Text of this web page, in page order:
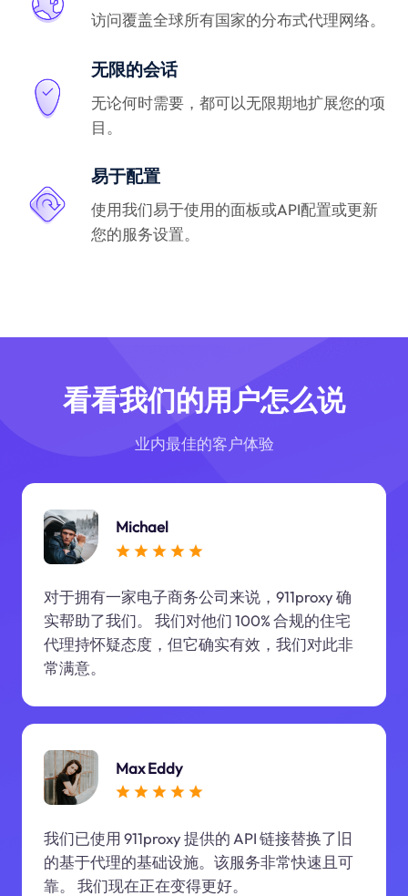
访问覆盖全球所有国家的分布式代理网络。
无限的会话
无论何时需要，都可以无限期地扩展您的项
目。
易于配置
使用我们易于使用的面板或API配置或更新
您的服务设置。
看看我们的用户怎么说
业内最佳的客户体验
Michael
对于拥有一家电子商务公司来说，911proxy 确
实帮助了我们。 我们对他们 100% 合规的住宅
代理持怀疑态度，但它确实有效，我们对此非
常满意。
Max Eddy
我们已使用 911proxy 提供的 API 链接替换了旧
的基于代理的基础设施。该服务非常快速且可
靠。 我们现在正在变得更好。